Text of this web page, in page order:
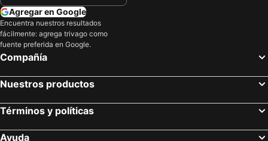
Agregar en Google
Encuentra nuestros resultados
fácilmente: agrega trivago como
fuente preferida en Google.
Compañía
Nuestros productos
Términos y políticas
Ayuda